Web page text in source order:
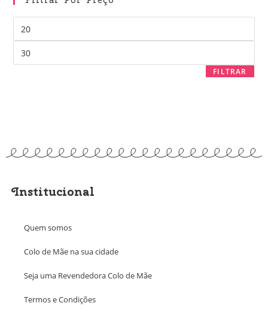
FILTRAR
Institucional
Quem somos
Colo de Mãe na sua cidade
Seja uma Revendedora Colo de Mãe
Termos e Condições